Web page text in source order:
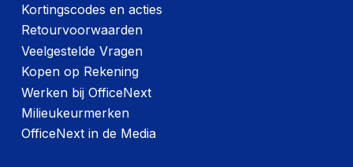
Kortingscodes en acties
Retourvoorwaarden
Veelgestelde Vragen
Kopen op Rekening
Werken bij OfficeNext
Milieukeurmerken
OfficeNext in de Media